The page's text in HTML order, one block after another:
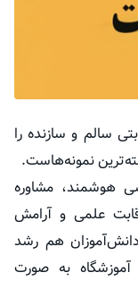
سالم و سازنده را
نمونه‌هاست.
هوشمند، مشاوره
علمی و آرامش
هم رشد
به صورت